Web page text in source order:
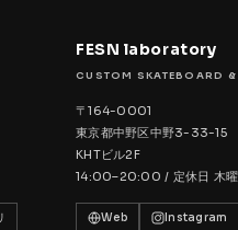
FESN laboratory
CUSTOM SKATEBOARD
〒164-0001
東京都中野区中野3-33-15
KHTビル2F
14:00–20:00 / 定休日 木曜
Web Instagram